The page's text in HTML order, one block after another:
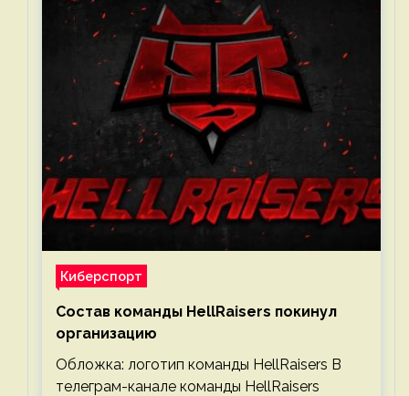
Киберспорт
Состав команды HellRaisers покинул
организацию
Обложка: логотип команды HellRaisers В
телеграм-канале команды HellRaisers